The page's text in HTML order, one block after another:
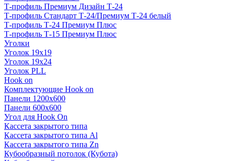
Т-профиль Премиум Дизайн Т-24
Т-профиль Стандарт Т-24/Премиум Т-24 белый
Т-профиль Т-24 Премиум Плюс
Т-профиль Т-15 Премиум Плюс
Уголки
Уголок 19х19
Уголок 19х24
Уголок PLL
Hook on
Комплектующие Hook on
Панели 1200х600
Панели 600х600
Угол для Hook On
Кассета закрытого типа
Кассета закрытого типа Al
Кассета закрытого типа Zn
Кубообразный потолок (Кубота)